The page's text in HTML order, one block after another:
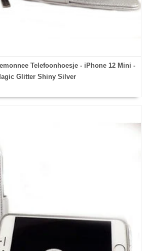
Telefoonhoesje - iPhone 12 Mini -
Glitter Shiny Silver